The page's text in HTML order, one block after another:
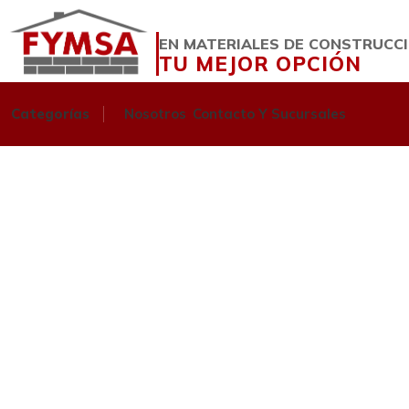
EN MATERIALES DE
TU MEJOR OPCIÓN
Categorías Nosotros Contacto Y Sucursales